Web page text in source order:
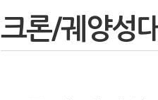
크론/궤양성